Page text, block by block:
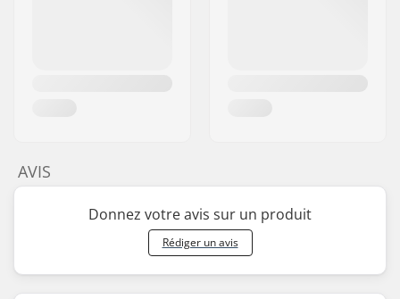
AVIS
Donnez votre avis sur un produit
Rédiger un avis